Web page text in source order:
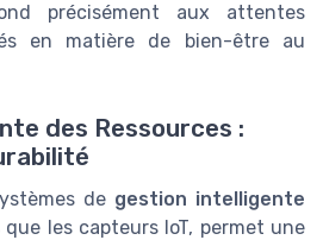
précisément aux attentes
en matière de bien-être au
des Ressources :
de gestion intelligente
que les capteurs IoT, permet une